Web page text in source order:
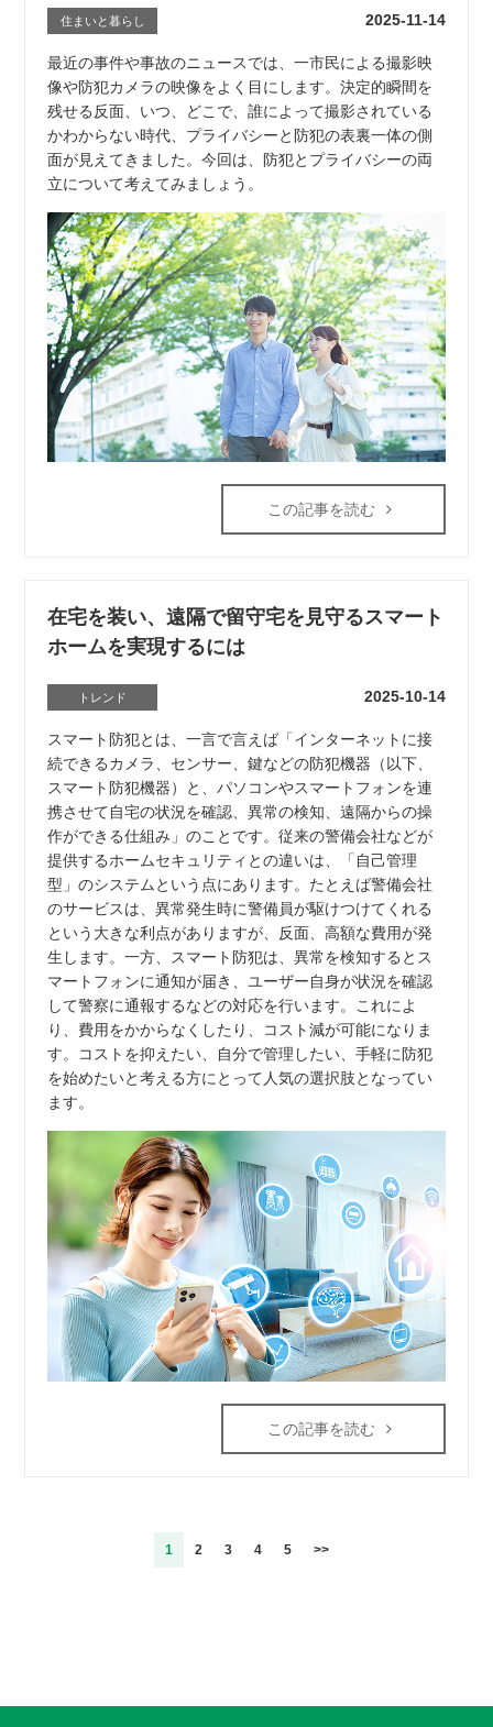
住まいと暮らし 2025-11-14
最近の事件や事故のニュースでは、一市民による撮影映
像や防犯カメラの映像をよく目にします。決定的瞬間を
残せる反面、いつ、どこで、誰によって撮影されている
かわからない時代、プライバシーと防犯の表裏一体の側
面が見えてきました。今回は、防犯とプライバシーの両
立について考えてみましょう。
この記事を読む
在宅を装い、遠隔で留守宅を見守るスマート
ホームを実現するには
トレンド 2025-10-14
スマート防犯とは、一言で言えば「インターネットに接
続できるカメラ、センサー、鍵などの防犯機器（以下、
スマート防犯機器）と、パソコンやスマートフォンを連
携させて自宅の状況を確認、異常の検知、遠隔からの操
作ができる仕組み」のことです。従来の警備会社などが
提供するホームセキュリティとの違いは、「自己管理
型」のシステムという点にあります。たとえば警備会社
のサービスは、異常発生時に警備員が駆けつけてくれる
という大きな利点がありますが、反面、高額な費用が発
生します。一方、スマート防犯は、異常を検知するとス
マートフォンに通知が届き、ユーザー自身が状況を確認
して警察に通報するなどの対応を行います。これによ
り、費用をかからなくしたり、コスト減が可能になりま
す。コストを抑えたい、自分で管理したい、手軽に防犯
を始めたいと考える方にとって人気の選択肢となってい
ます。
この記事を読む
1 2 3 4 5 >>